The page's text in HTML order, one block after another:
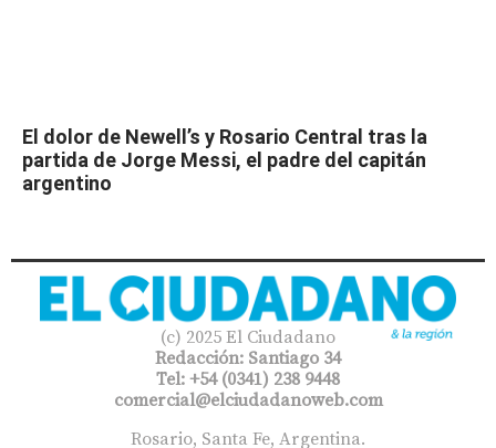
El dolor de Newell’s y Rosario Central tras la
partida de Jorge Messi, el padre del capitán
argentino
(c) 2025 El Ciudadano
Redacción: Santiago 34
Tel: +54 (0341) 238 9448
comercial@elciudadanoweb.com​
Rosario, Santa Fe, Argentina.